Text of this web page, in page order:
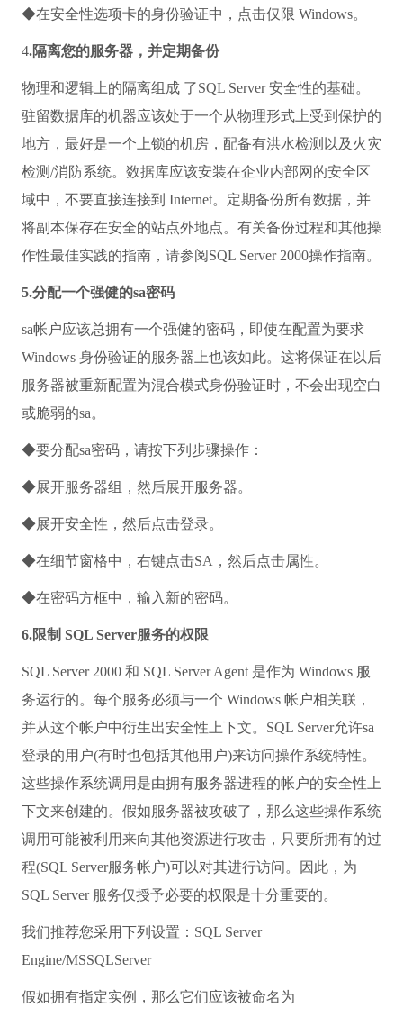
◆在安全性选项卡的身份验证中，点击仅限 Windows。
4.隔离您的服务器，并定期备份
物理和逻辑上的隔离组成 了SQL Server 安全性的基础。
驻留数据库的机器应该处于一个从物理形式上受到保护的
地方，最好是一个上锁的机房，配备有洪水检测以及火灾
检测/消防系统。数据库应该安装在企业内部网的安全区
域中，不要直接连接到 Internet。定期备份所有数据，并
将副本保存在安全的站点外地点。有关备份过程和其他操
作性最佳实践的指南，请参阅SQL Server 2000操作指南。
5.分配一个强健的sa密码
sa帐户应该总拥有一个强健的密码，即使在配置为要求
Windows 身份验证的服务器上也该如此。这将保证在以后
服务器被重新配置为混合模式身份验证时，不会出现空白
或脆弱的sa。
◆要分配sa密码，请按下列步骤操作：
◆展开服务器组，然后展开服务器。
◆展开安全性，然后点击登录。
◆在细节窗格中，右键点击SA，然后点击属性。
◆在密码方框中，输入新的密码。
6.限制 SQL Server服务的权限
SQL Server 2000 和 SQL Server Agent 是作为 Windows 服
务运行的。每个服务必须与一个 Windows 帐户相关联，
并从这个帐户中衍生出安全性上下文。SQL Server允许sa
登录的用户(有时也包括其他用户)来访问操作系统特性。
这些操作系统调用是由拥有服务器进程的帐户的安全性上
下文来创建的。假如服务器被攻破了，那么这些操作系统
调用可能被利用来向其他资源进行攻击，只要所拥有的过
程(SQL Server服务帐户)可以对其进行访问。因此，为
SQL Server 服务仅授予必要的权限是十分重要的。
我们推荐您采用下列设置：SQL Server
Engine/MSSQLServer
假如拥有指定实例，那么它们应该被命名为